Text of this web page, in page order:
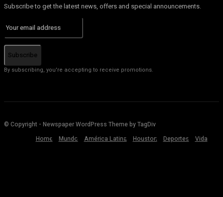
Subscribe to get the latest news, offers and special announcements.
Subscribe
By subscribing, you're accepting to receive promotions.
© Copyright - Newspaper WordPress Theme by TagDiv
Home
Mundo América Latina Houston Deportes Vida